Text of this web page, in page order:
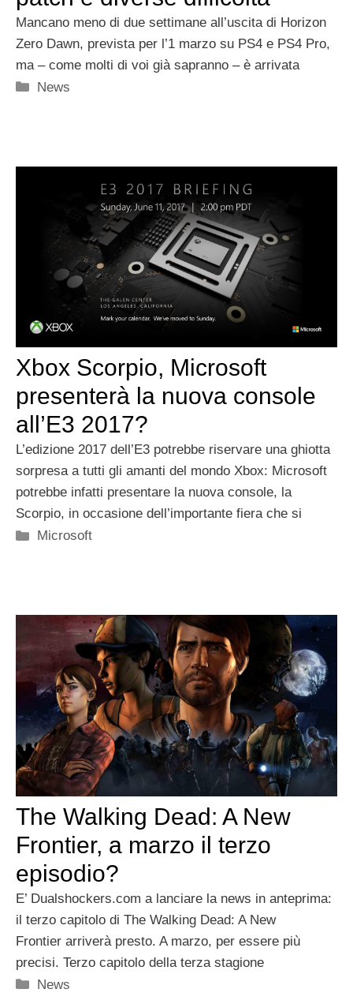
Mancano meno di due settimane all’uscita di Horizon
Zero Dawn, prevista per l’1 marzo su PS4 e PS4 Pro,
ma – come molti di voi già sapranno – è arrivata
Categorie
News
Xbox Scorpio, Microsoft
presenterà la nuova console
all’E3 2017?
L’edizione 2017 dell’E3 potrebbe riservare una ghiotta
sorpresa a tutti gli amanti del mondo Xbox: Microsoft
potrebbe infatti presentare la nuova console, la
Scorpio, in occasione dell’importante fiera che si
Categorie
Microsoft
The Walking Dead: A New
Frontier, a marzo il terzo
episodio?
E’ Dualshockers.com a lanciare la news in anteprima:
il terzo capitolo di The Walking Dead: A New
Frontier arriverà presto. A marzo, per essere più
precisi. Terzo capitolo della terza stagione
Categorie
News